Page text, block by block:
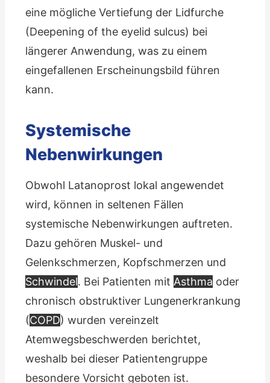
eine mögliche Vertiefung der Lidfurche
(Deepening of the eyelid sulcus) bei
längerer Anwendung, was zu einem
eingefallenen Erscheinungsbild führen
kann.
Systemische
Nebenwirkungen
Obwohl Latanoprost lokal angewendet
wird, können in seltenen Fällen
systemische Nebenwirkungen auftreten.
Dazu gehören Muskel- und
Gelenkschmerzen, Kopfschmerzen und
Schwindel. Bei Patienten mit Asthma oder
chronisch obstruktiver Lungenerkrankung
(COPD) wurden vereinzelt
Atemwegsbeschwerden berichtet,
weshalb bei dieser Patientengruppe
besondere Vorsicht geboten ist.